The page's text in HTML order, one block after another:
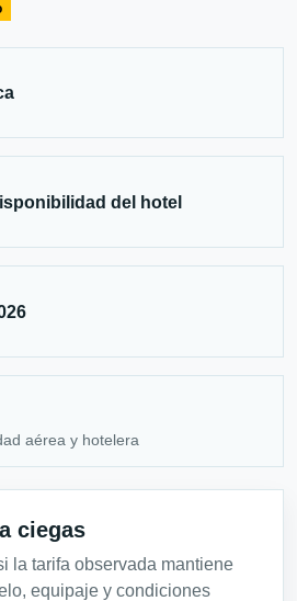
del hotel
aérea y hotelera
ciegas
la tarifa observada mantiene
equipaje y condiciones